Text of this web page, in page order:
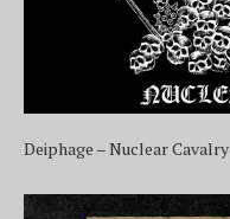
Deiphage – Nuclear Cavalry